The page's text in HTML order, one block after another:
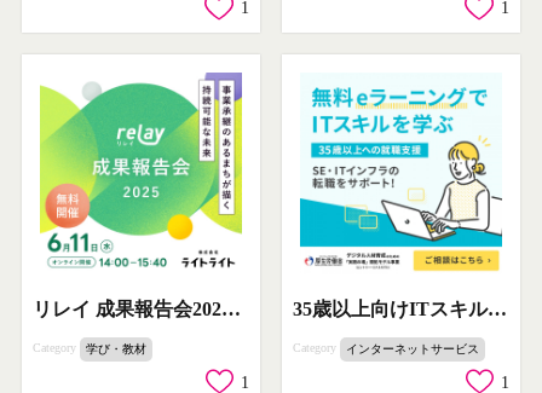
1 1
リレイ 成果報告会2025（事業承継支援プロジェクト）
Category 学び・教材
1
35歳以上向けITスキル習得eラーニング＆転職支援プログラム
Category インターネットサービス
1